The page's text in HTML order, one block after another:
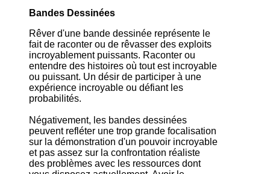
Bandes Dessinées
Rêver d'une bande dessinée représente le
fait de raconter ou de rêvasser des exploits
incroyablement puissants. Raconter ou
entendre des histoires où tout est incroyable
ou puissant. Un désir de participer à une
expérience incroyable ou défiant les
probabilités.
Négativement, les bandes dessinées
peuvent refléter une trop grande focalisation
sur la démonstration d'un pouvoir incroyable
et pas assez sur la confrontation réaliste
des problèmes avec les ressources dont